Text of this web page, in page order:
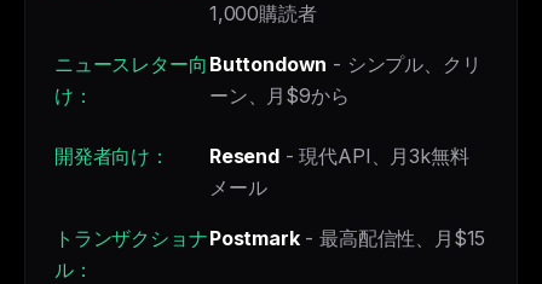
1,000購読者
ニュースレター向
け：
Buttondown - シンプル、クリ
ーン、月$9から
開発者向け： Resend- 現代API、月3k無料
メール
トランザクショナ
ル：
Postmark- 最高配信性、月$15